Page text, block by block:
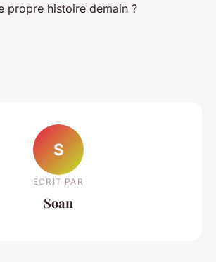
propre histoire demain ?
S
ECRIT PAR
Soan